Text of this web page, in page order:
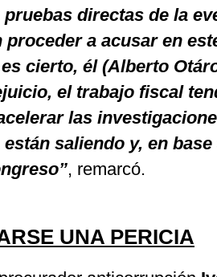
directas de la
a acusar en
cierto, él (Alberto
el trabajo fiscal
las
saliendo y, en
, remarcó.
UNA PERICIA